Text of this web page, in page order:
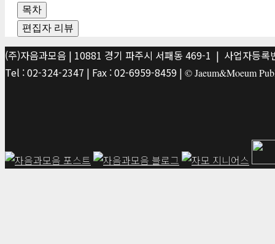
목차
편집자 리뷰
(주)자음과모음 | 10881 경기 파주시 서패동 469-1 | 사업자등
Tel : 02-324-2347 | Fax : 02-6959-8459 | © Jaeum&Moeum